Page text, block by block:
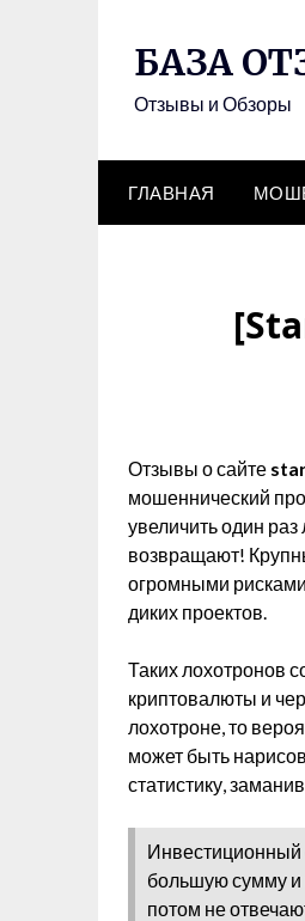
БАЗА
Отзывы и Обзоры
ГЛАВНАЯ
Отзывы о сайте
мошеннический
увеличить один
возвращают!
огромными
диких проектов.
Таких лохотронов
криптовалюты и
лохотроне, то
может быть
статистику,
Инвестиционный
большую сумму и
потом не